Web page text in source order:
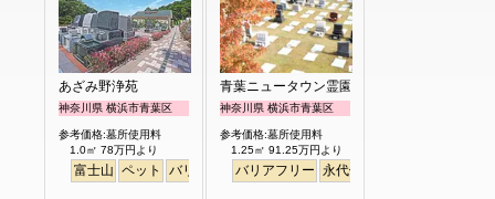
あざみ野浄苑
神奈川県 横浜市青葉区
参考価格:墓所使用料
1.0㎡ 78万円より
富士山 ペット バリアフリー 明るい
青葉ニュータウン霊園
神奈川県 横浜市青葉区
参考価格:墓所使用料
1.25㎡ 91.25万円より
バリアフリー 永代供養